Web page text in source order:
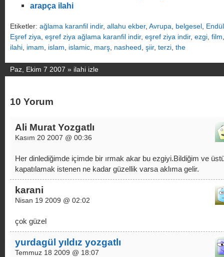
arapça ilahi
Etiketler: ağlama karanfil indir, allahu ekber, Avrupa belgesel
Eşref ziya eşref ziya ağlama karanfil indir, eşref ziya indir, ezgi film
ilahi imam islam islamic marş nasheed şiir, terzi the
Paz, Ekim 7 2007 » ilahi izle
10 Yorum
Ali Murat Yozgatlı
Kasım 20 2007 @ 00:36
Her dinlediğimde içimde bir ırmak akar bu ezgiyi.Bildiğim ve
kapatılamak istenen ne kadar güzellik varsa aklıma gelir.
karani
Nisan 19 2009 @ 02:02
çok güzel
yurdagül yıldız yozgatlı
Temmuz 18 2009 @ 18:07